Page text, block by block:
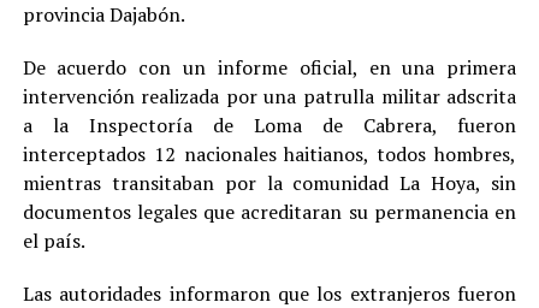
provincia Dajabón.
De acuerdo con un informe oficial, en una primera
intervención realizada por una patrulla militar adscrita
a la Inspectoría de Loma de Cabrera, fueron
interceptados 12 nacionales haitianos, todos hombres,
mientras transitaban por la comunidad La Hoya, sin
documentos legales que acreditaran su permanencia en
el país.
Las autoridades informaron que los extranjeros fueron